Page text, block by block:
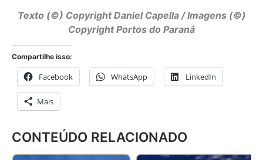
Texto (©) CopyrightDaniel Capella/ Imagens (©)
Copyright Portos do Paraná
Compartilhe isso:
Facebook WhatsApp LinkedIn
Mais
CONTEÚDO RELACIONADO